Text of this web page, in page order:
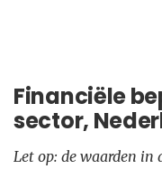
Financiële
sector,
Let op: de waarden in